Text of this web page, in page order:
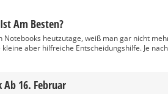
Am Besten?
Notebooks heutzutage, weiß man gar nicht
aber hilfreiche Entscheidungshilfe. Je
16. Februar